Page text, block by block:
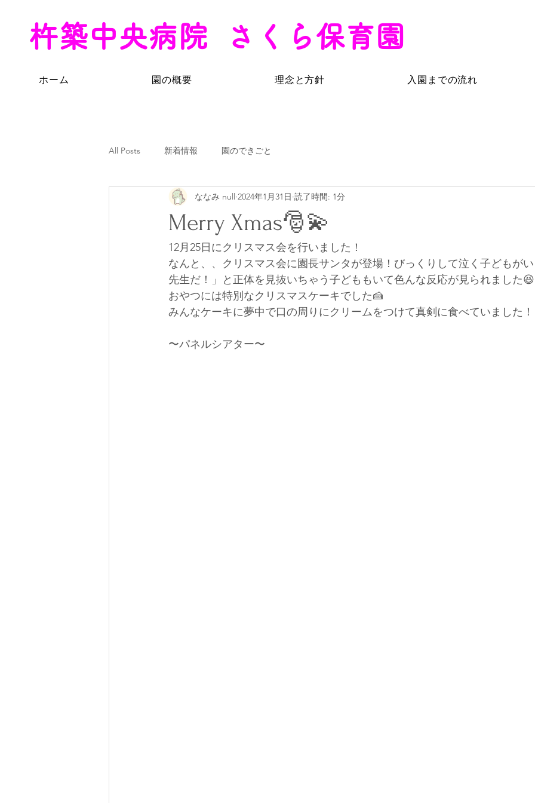
杵築中央病院 さくら保育園
ホーム 園の概要 理念と方針 入園までの流れ
All Posts 新着情報 園のできごと
Merry Xmas🎅💫
ななみ null 2024年1月31日 読了時間: 1分
12月25日にクリスマス会を行いました！
なんと、、クリスマス会に園長サンタが登場！びっくりして泣く子どもが
先生だ！」と正体を見抜いちゃう子どももいて色んな反応が見られました😆
おやつには特別なクリスマスケーキでした🍰
みんなケーキに夢中で口の周りにクリームをつけて真剣に食べていました
〜パネルシアター〜